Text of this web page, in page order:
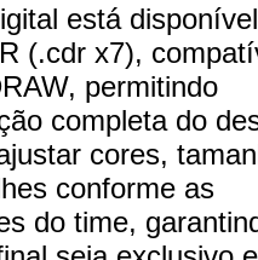
está
(.cdr x7),
permitindo
completa do
cores,
conforme as
do time,